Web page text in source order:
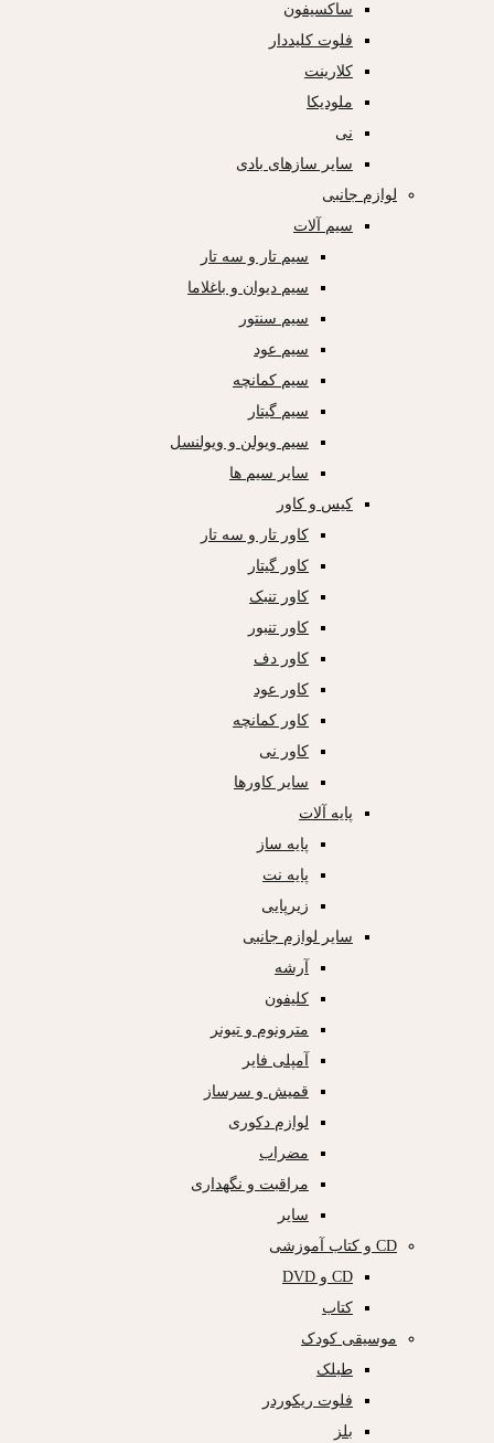
ساکسیفون
فلوت کلیددار
کلارینت
ملودیکا
نی
سایر سازهای بادی
لوازم جانبی
سیم آلات
سیم تار و سه تار
سیم دیوان و باغلاما
سیم سنتور
سیم عود
سیم کمانچه
سیم گیتار
سیم ویولن و ویولنسل
سایر سیم ها
کیس و کاور
کاور تار و سه تار
کاور گیتار
کاور تنبک
کاور تنبور
کاور دف
کاور عود
کاور کمانچه
کاور نی
سایر کاورها
پایه آلات
پایه ساز
پایه نت
زیرپایی
سایر لوازم جانبی
آرشه
کلیفون
مترونوم و تیونر
آمپلی فایر
قمیش و سرساز
لوازم دکوری
مضراب
مراقبت و نگهداری
سایر
CD و کتاب آموزشی
CD و DVD
کتاب
موسیقی کودک
طبلک
فلوت ریکوردر
بلز